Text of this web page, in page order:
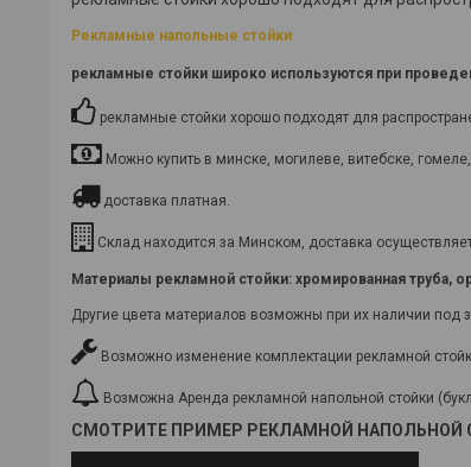
Рекламные напольные стойки
рекламные стойки широко используются при
рекламные стойки хорошо подходят для
Можно купить в минске, могилеве, витебске,
доставка платная.
Склад находится за Минском, доставка
Материалы рекламной стойки: хромированная труба,
Другие цвета материалов возможны при их наличии под
Возможно изменение комплектации рекламной
Возможна Аренда рекламной напольной стойки
СМОТРИТЕ ПРИМЕР РЕКЛАМНОЙ НАПОЛЬНОЙ